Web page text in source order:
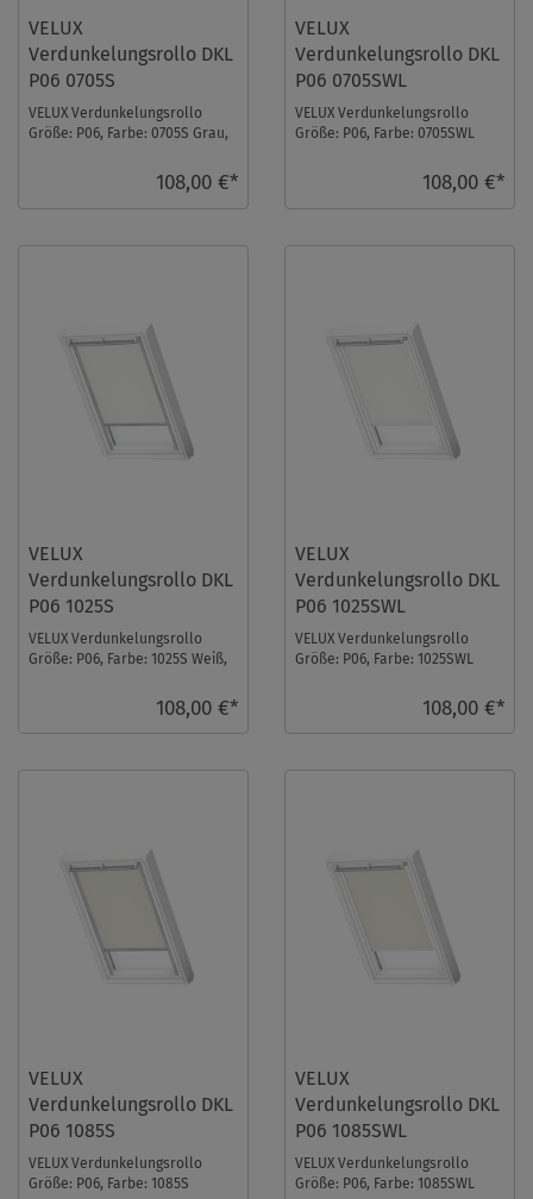
VELUX
Verdunkelungsrollo DKL
P06 0705S
VELUX Verdunkelungsrollo
Größe: P06, Farbe: 0705S Grau,
108,00 €*
VELUX
Verdunkelungsrollo DKL
P06 0705SWL
VELUX Verdunkelungsrollo
Größe: P06, Farbe: 0705SWL
108,00 €*
VELUX
Verdunkelungsrollo DKL
P06 1025S
VELUX Verdunkelungsrollo
Größe: P06, Farbe: 1025S Weiß,
108,00 €*
VELUX
Verdunkelungsrollo DKL
P06 1025SWL
VELUX Verdunkelungsrollo
Größe: P06, Farbe: 1025SWL
108,00 €*
VELUX
Verdunkelungsrollo DKL
P06 1085S
VELUX Verdunkelungsrollo
Größe: P06, Farbe: 1085S
VELUX
Verdunkelungsrollo DKL
P06 1085SWL
VELUX Verdunkelungsrollo
Größe: P06, Farbe: 1085SWL